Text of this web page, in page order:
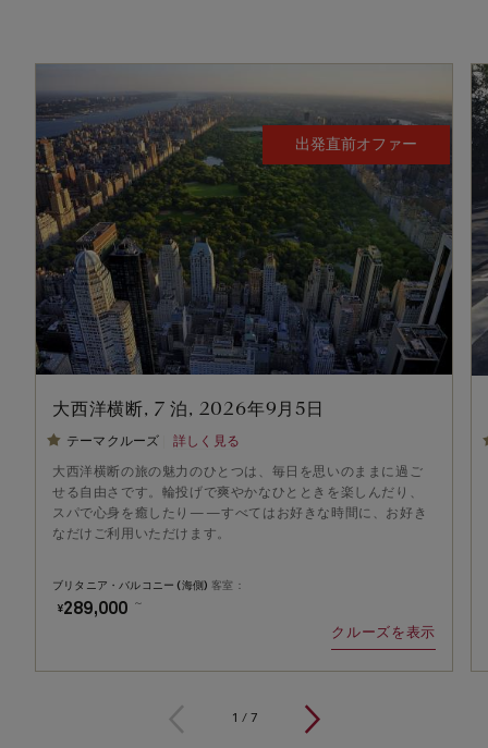
大西洋横断, 7 泊, 2026年9月5日
テーマクルーズ 詳しく見る
大西洋横断の旅の魅力のひとつは、毎日を思いのままに過ご
せる自由さです。輪投げで爽やかなひとときを楽しんだり、
スパで心身を癒したり——すべてはお好きな時間に、お好き
なだけご利用いただけます。
ブリタニア・バルコニー (海側) 客室：
¥289,000 ～
クルーズを表示
出発直前オファー
1 / 7